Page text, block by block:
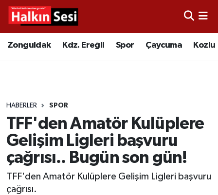
Zonguldak Kdz. Ereğli Spor Çaycuma Kozlu
HABERLER SPOR
TFF'den Amatör Kulüplere
Gelişim Ligleri başvuru
çağrısı.. Bugün son gün!
TFF'den Amatör Kulüplere Gelişim Ligleri başvuru
çağrısı.
Video
Çaycuma
Alaplı
Asayiş
Bartın
Merkez Hava Durumu
Tüm Manşetler
Son Dakika Haberleri
Haber Arşivi